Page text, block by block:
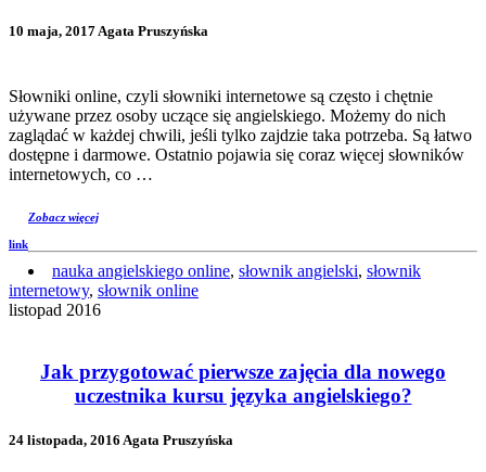
10 maja, 2017 Agata Pruszyńska
Słowniki online, czyli słowniki internetowe są często i chętnie
używane przez osoby uczące się angielskiego. Możemy do nich
zaglądać w każdej chwili, jeśli tylko zajdzie taka potrzeba. Są łatwo
dostępne i darmowe. Ostatnio pojawia się coraz więcej słowników
internetowych, co …
link
Zobacz więcej
nauka angielskiego online, słownik angielski, słownik
internetowy, słownik online
listopad 2016
Jak przygotować pierwsze zajęcia dla nowego
uczestnika kursu języka angielskiego?
24 listopada, 2016 Agata Pruszyńska